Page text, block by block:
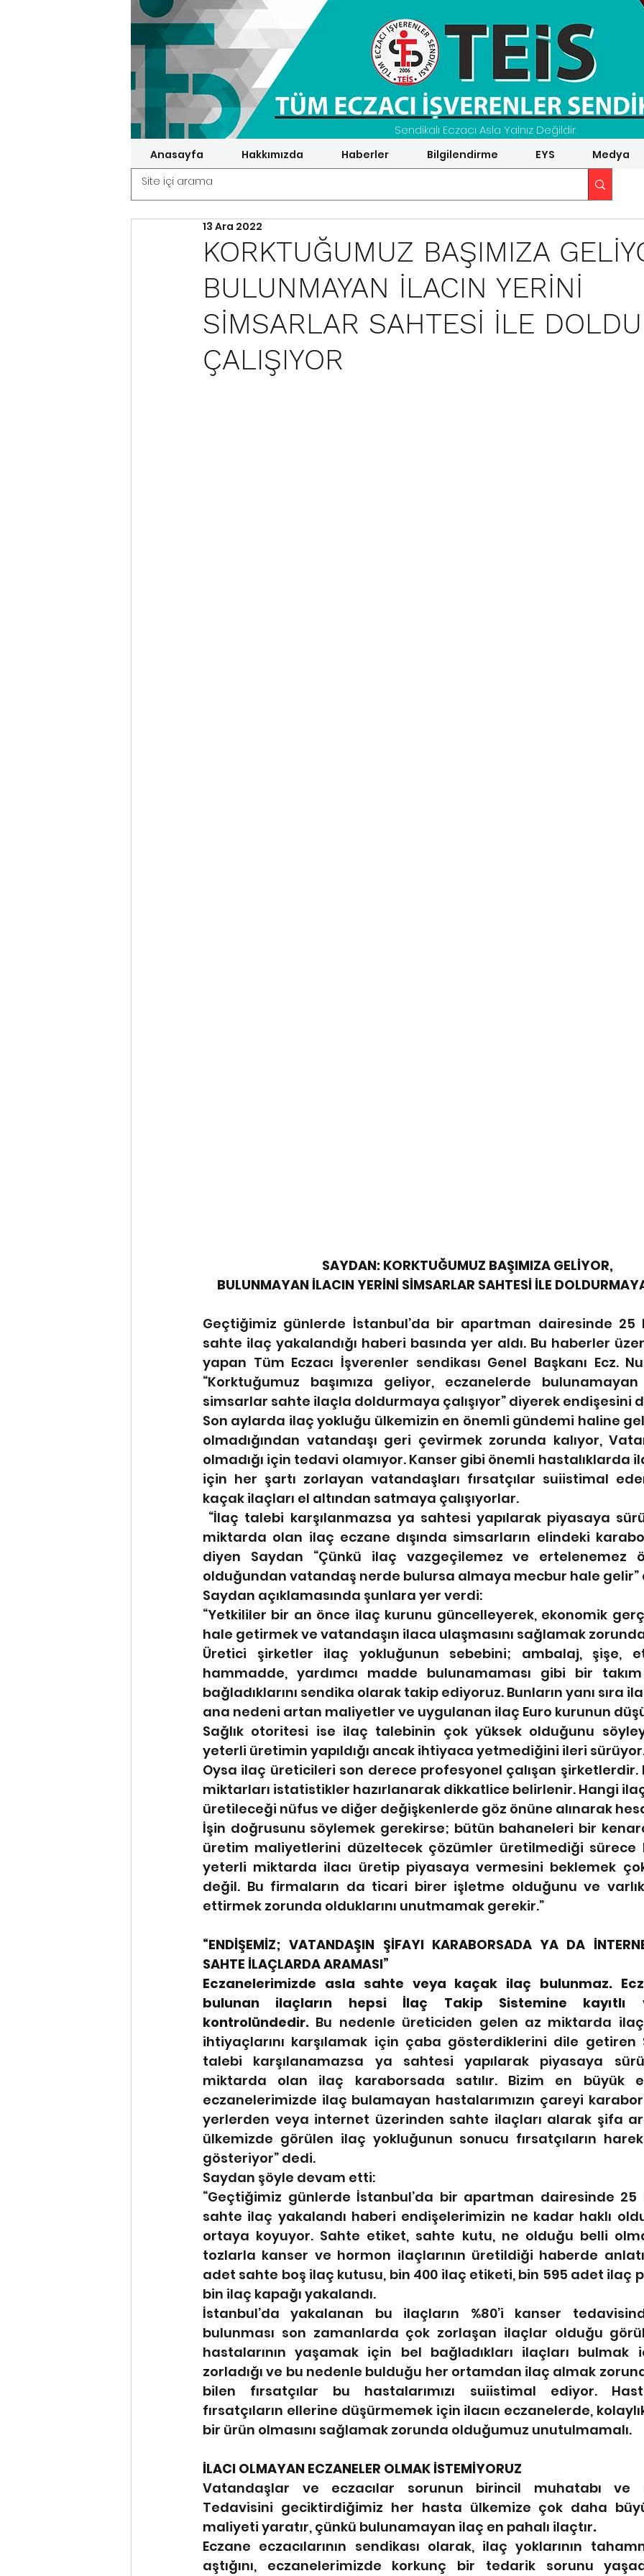
Sendikalı Eczacı Asla Yalnız Değildir.
Anasayfa Hakkımızda Haberler Bilgilendirme EYS Medya
KORKTUĞUMUZ BAŞIMIZA
BULUNMAYAN İLACIN YERİNİ
SİMSARLAR SAHTESİ İLE
ÇALIŞIYOR
13 Ara 2022
SAYDAN: KORKTUĞUMUZ BAŞIMIZA GELİYOR,
BULUNMAYAN İLACIN YERİNİ SİMSARLAR SAHTESİ İLE
Geçtiğimiz günlerde İstanbul’da bir apartman dairesinde 25
sahte ilaç yakalandığı haberi basında yer aldı. Bu haberler
yapan Tüm Eczacı İşverenler sendikası Genel Başkanı Ecz.
“Korktuğumuz başımıza geliyor, eczanelerde
simsarlar sahte ilaçla doldurmaya çalışıyor” diyerek endişesini
Son aylarda ilaç yokluğu ülkemizin en önemli gündemi haline
olmadığından vatandaşı geri çevirmek zorunda kalıyor,
olmadığı için tedavi olamıyor. Kanser gibi önemli hastalıklarda
için her şartı zorlayan vatandaşları fırsatçılar suiistimal
kaçak ilaçları el altından satmaya çalışıyorlar.
miktarda olan ilaç eczane dışında simsarların elindeki
diyen Saydan “Çünkü ilaç vazgeçilemez ve ertelenemez
olduğundan vatandaş nerde bulursa almaya mecbur hale gelir”
Saydan açıklamasında şunlara yer verdi:
“Yetkililer bir an önce ilaç kurunu güncelleyerek, ekonomik
hale getirmek ve vatandaşın ilaca ulaşmasını sağlamak
Üretici şirketler ilaç yokluğunun sebebini; ambalaj, şişe,
hammadde, yardımcı madde bulunamaması gibi bir
bağladıklarını sendika olarak takip ediyoruz. Bunların yanı sıra
ana nedeni artan maliyetler ve uygulanan ilaç Euro kurunun
Sağlık otoritesi ise ilaç talebinin çok yüksek olduğunu
yeterli üretimin yapıldığı ancak ihtiyaca yetmediğini ileri
Oysa ilaç üreticileri son derece profesyonel çalışan şirketlerdir.
miktarları istatistikler hazırlanarak dikkatlice belirlenir. Hangi
üretileceği nüfus ve diğer değişkenlerde göz önüne alınarak
İşin doğrusunu söylemek gerekirse; bütün bahaneleri bir
üretim maliyetlerini düzeltecek çözümler üretilmediği sürece
yeterli miktarda ilacı üretip piyasaya vermesini beklemek
değil. Bu firmaların da ticari birer işletme olduğunu ve
ettirmek zorunda olduklarını unutmamak gerekir.”
“ENDİŞEMİZ; VATANDAŞIN ŞİFAYI KARABORSADA YA DA
SAHTE İLAÇLARDA ARAMASI”
Eczanelerimizde asla sahte veya kaçak ilaç bulunmaz.
bulunan ilaçların hepsi İlaç Takip Sistemine kayıtlı
kontrolündedir. Bu nedenle üreticiden gelen az miktarda
ihtiyaçlarını karşılamak için çaba gösterdiklerini dile getiren
talebi karşılanamazsa ya sahtesi yapılarak piyasaya
miktarda olan ilaç karaborsada satılır. Bizim en büyük
eczanelerimizde ilaç bulamayan hastalarımızın çareyi
yerlerden veya internet üzerinden sahte ilaçları alarak şifa
ülkemizde görülen ilaç yokluğunun sonucu fırsatçıların
gösteriyor” dedi.
Saydan şöyle devam etti:
“Geçtiğimiz günlerde İstanbul’da bir apartman dairesinde
sahte ilaç yakalandı haberi endişelerimizin ne kadar haklı
ortaya koyuyor. Sahte etiket, sahte kutu, ne olduğu belli
tozlarla kanser ve hormon ilaçlarının üretildiği haberde
adet sahte boş ilaç kutusu, bin 400 ilaç etiketi, bin 595 adet ilaç
bin ilaç kapağı yakalandı.
İstanbul’da yakalanan bu ilaçların %80’i kanser
bulunması son zamanlarda çok zorlaşan ilaçlar olduğu
hastalarının yaşamak için bel bağladıkları ilaçları bulmak
zorladığı ve bu nedenle bulduğu her ortamdan ilaç almak
bilen fırsatçılar bu hastalarımızı suiistimal ediyor.
fırsatçıların ellerine düşürmemek için ilacın eczanelerde,
bir ürün olmasını sağlamak zorunda olduğumuz unutulmamalı.
İLACI OLMAYAN ECZANELER OLMAK İSTEMİYORUZ
Vatandaşlar ve eczacılar sorunun birincil muhatabı ve
Tedavisini geciktirdiğimiz her hasta ülkemize çok daha
maliyeti yaratır, çünkü bulunamayan ilaç en pahalı ilaçtır.
Eczane eczacılarının sendikası olarak, ilaç yoklarının
aştığını, eczanelerimizde korkunç bir tedarik sorunu